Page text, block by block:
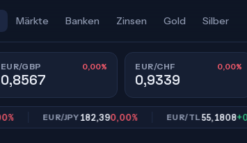
Märkte Banken Zinsen Gold Silber
EUR/GBP 0,00%
0,8567
EUR/CHF 0,00%
0,9339
EUR/JPY182,390,00% EUR/TL55,1808+0,07%